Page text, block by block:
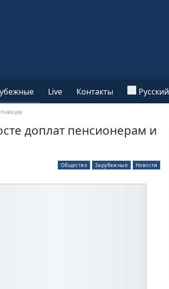
Live Контакты Русский
доплат пенсионерам и
Общество Зарубежные Новости